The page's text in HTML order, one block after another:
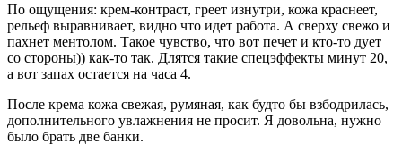
По ощущения: крем-контраст, греет изнутри, кожа краснеет,
рельеф выравнивает, видно что идет работа. А сверху свежо и
пахнет ментолом. Такое чувство, что вот печет и кто-то дует
со стороны)) как-то так. Длятся такие спецэффекты минут 20,
а вот запах остается на часа 4.
После крема кожа свежая, румяная, как будто бы взбодрилась,
дополнительного увлажнения не просит. Я довольна, нужно
было брать две банки.